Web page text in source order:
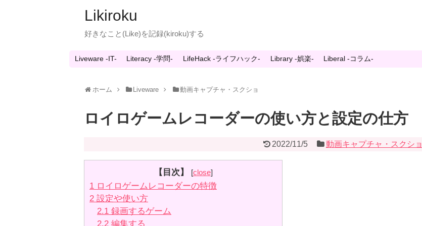
Likiroku
好きなこと(Like)を記録(kiroku)する
Liveware -IT- Literacy -学問- LifeHack -ライフハック- Library -娯楽- Liberal -コラム-
ホーム Liveware 動画キャプチャ・スクショ
ロイロゲームレコーダーの使い方と設定の仕方
2022/11/5 動画キャプチャ・スクショ
【目次】 [close]
1 ロイロゲームレコーダーの特徴
2 設定や使い方
2.1 録画するゲーム
2.2 編集する